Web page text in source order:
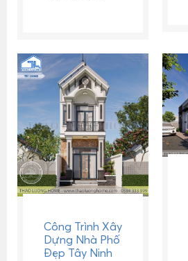
Công Trình Xây
Dựng Nhà Phố
Đẹp Tây Ninh